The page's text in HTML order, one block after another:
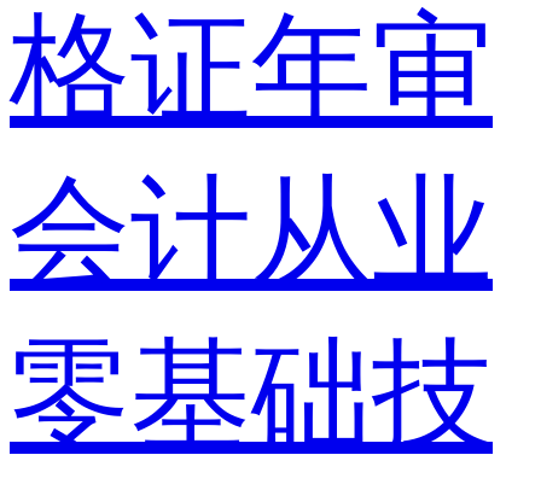
格证年审
会计从业
零基础技